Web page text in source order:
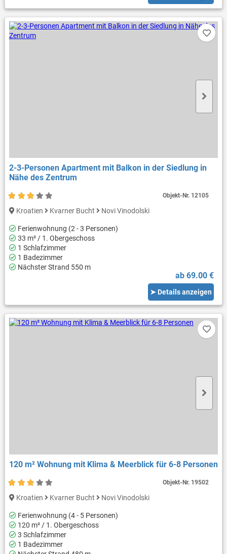
2-3-Personen Apartment mit Balkon in der Siedlung in
Nähe des Zentrum
Kroatien Kvarner Bucht Novi Vinodolski
Ferienwohnung (2 - 3 Personen)
33 m² / 1. Obergeschoss
1 Schlafzimmer
1 Badezimmer
Nächster Strand 550 m
ab 69.00 €
➤ Details anzeigen
Objekt-Nr. 12105
120 m² Wohnung mit Klima & Meerblick für 6-8 Personen
Kroatien Kvarner Bucht Novi Vinodolski
Ferienwohnung (4 - 5 Personen)
120 m² / 1. Obergeschoss
3 Schlafzimmer
1 Badezimmer
Objekt-Nr. 19502